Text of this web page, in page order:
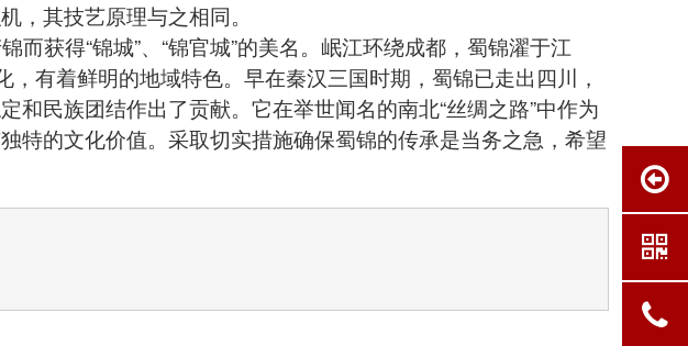
，其技艺原理与之相同。
获得“锦城”、“锦官城”的美名。岷江环绕成都，蜀锦濯于江
，有着鲜明的地域特色。早在秦汉三国时期，蜀锦已走出四川，
和民族团结作出了贡献。它在举世闻名的南北“丝绸之路”中作为
特的文化价值。采取切实措施确保蜀锦的传承是当务之急，希望